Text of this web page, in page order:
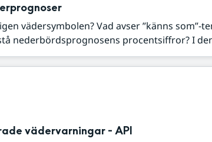
vädersymbolen? Vad avser ”känns som”-
nederbördsprognosens procentsiffror? I
vädervarningar - API